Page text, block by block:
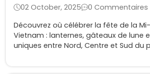
02 October, 2025
0 Commentaires
Découvrez où célébrer la fête de la
Vietnam : lanternes, gâteaux de lune
uniques entre Nord, Centre et Sud du